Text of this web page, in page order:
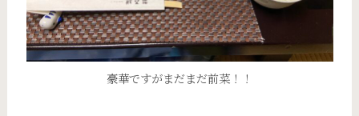
豪華ですがまだまだ前菜！！